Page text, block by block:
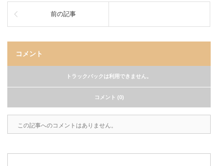
前の記事
コメント
トラックバックは利用できません。
コメント (0)
この記事へのコメントはありません。